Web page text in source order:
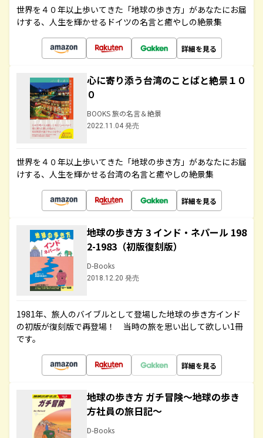
世界を４０年以上歩いてきた「地球の歩き方」があなたにお届
けする、人生を輝かせるドイツの名言と癒やしの絶景集
詳細を見る
心に寄り添う台湾のことばと絶景１０
０
BOOKS 旅の名言＆絶景
2022.11.04 発売
世界を４０年以上歩いてきた「地球の歩き方」があなたにお届
けする、人生を輝かせる台湾の名言と癒やしの絶景集
詳細を見る
地球の歩き方 3 インド・ネパール 198
2-1983（初版復刻版）
D-Books
2018.12.20 発売
1981年、旅人のバイブルとして登場した地球の歩き方インド
の初版が復刻版で再登場！ 当時の旅を思い出して欲しい1冊
です。
詳細を見る
地球の歩き方 ガチ冒険～地球の歩き
方社員の旅日記～
D-Books